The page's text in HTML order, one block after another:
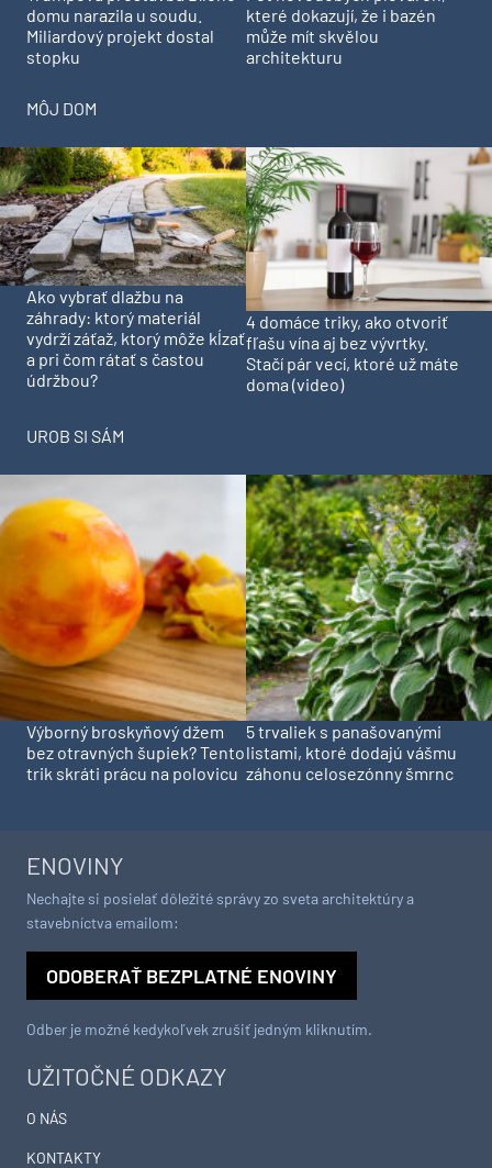
domu narazila u soudu.
Miliardový projekt dostal
stopku
které dokazují, že i bazén
může mít skvělou
architekturu
MÔJ DOM
Ako vybrať dlažbu na
záhrady: ktorý materiál
vydrží záťaž, ktorý môže kĺzať
a pri čom rátať s častou
údržbou?
4 domáce triky, ako otvoriť
fľašu vína aj bez vývrtky.
Stačí pár vecí, ktoré už máte
doma (video)
UROB SI SÁM
Výborný broskyňový džem
bez otravných šupiek? Tento
trik skráti prácu na polovicu
5 trvaliek s panašovanými
listami, ktoré dodajú vášmu
záhonu celosezónny šmrnc
UŽITOČNÉ ODKAZY
O NÁS
KONTAKTY
ENOVINY
Nechajte si posielať dôležité správy zo sveta architektúry a
stavebníctva emailom:
ODOBERAŤ BEZPLATNÉ ENOVINY
Odber je možné kedykoľvek zrušiť jedným kliknutím.